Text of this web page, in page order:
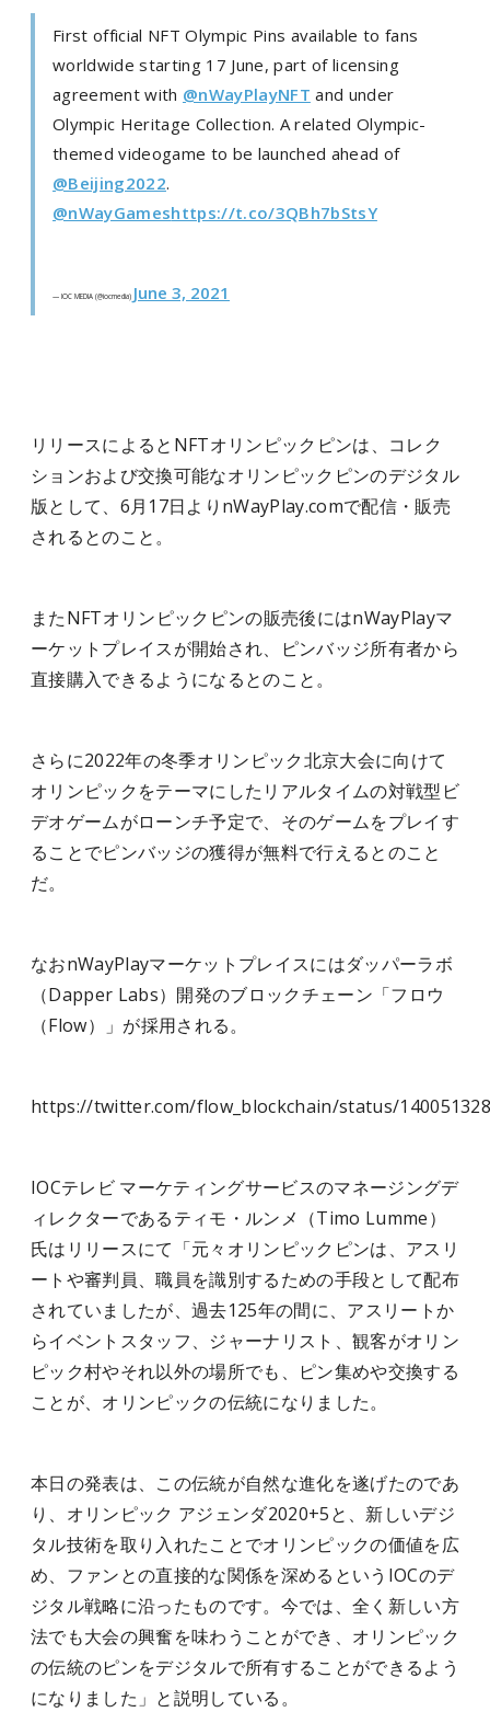
First official NFT Olympic Pins available to fans
worldwide starting 17 June, part of licensing
agreement with @nWayPlayNFT and under
Olympic Heritage Collection. A related Olympic-
themed videogame to be launched ahead of
@Beijing2022.
@nWayGameshttps://t.co/3QBh7bStsY
— IOC MEDIA (@iocmedia) June 3, 2021
リリースによるとNFTオリンピックピンは、コレク
ションおよび交換可能なオリンピックピンのデジタル
版として、6月17日よりnWayPlay.comで配信・販売
されるとのこと。
またNFTオリンピックピンの販売後にはnWayPlayマ
ーケットプレイスが開始され、ピンバッジ所有者から
直接購入できるようになるとのこと。
さらに2022年の冬季オリンピック北京大会に向けて
オリンピックをテーマにしたリアルタイムの対戦型ビ
デオゲームがローンチ予定で、そのゲームをプレイす
ることでピンバッジの獲得が無料で行えるとのこと
だ。
なおnWayPlayマーケットプレイスにはダッパーラボ
（Dapper Labs）開発のブロックチェーン「フロウ
（Flow）」が採用される。
https://twitter.com/flow_blockchain/status/
IOCテレビ マーケティングサービスのマネージングデ
ィレクターであるティモ・ルンメ（Timo Lumme）
氏はリリースにて「元々オリンピックピンは、アスリ
ートや審判員、職員を識別するための手段として配布
されていましたが、過去125年の間に、アスリートか
らイベントスタッフ、ジャーナリスト、観客がオリン
ピック村やそれ以外の場所でも、ピン集めや交換する
ことが、オリンピックの伝統になりました。
本日の発表は、この伝統が自然な進化を遂げたのであ
り、オリンピック アジェンダ2020+5と、新しいデジ
タル技術を取り入れたことでオリンピックの価値を広
め、ファンとの直接的な関係を深めるというIOCのデ
ジタル戦略に沿ったものです。今では、全く新しい方
法でも大会の興奮を味わうことができ、オリンピック
の伝統のピンをデジタルで所有することができるよう
になりました」と説明している。